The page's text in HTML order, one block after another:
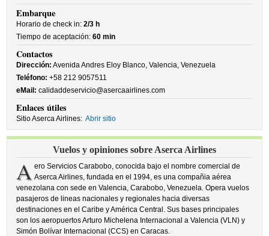
Embarque
Horario de check in:2/3 h
Tiempo de aceptación:60 min
Contactos
Dirección: Avenida Andres Eloy Blanco, Valencia, Venezuela
Teléfono: +58 212 9057511
eMail: calidaddeservicio@asercaairlines.com
Enlaces útiles
Sitio Aserca Airlines: Abrir sitio
Vuelos y opiniones sobre Aserca Airlines
A ero Servicios Carabobo, conocida bajo el nombre comercial de
Aserca Airlines, fundada en el 1994, es una compañia aérea
venezolana con sede en Valencia, Carabobo, Venezuela. Opera vuelos
pasajeros de lineas nacionales y regionales hacia diversas
destinaciones en el Caribe y América Central. Sus bases principales
son los aeropuertos Arturo Michelena Internacional a Valencia (VLN) y
Simón Bolívar Internacional (CCS) en Caracas.